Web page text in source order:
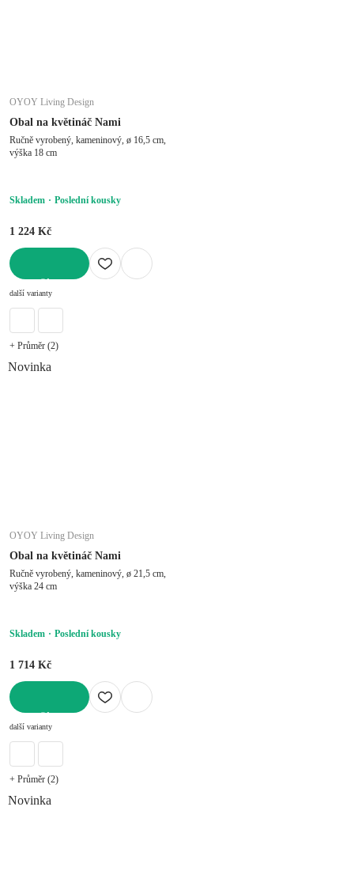
OYOY Living Design
Obal na květináč Nami
Ručně vyrobený, kameninový, ø 16,5 cm,
výška 18 cm
Skladem Poslední kousky
1 224 Kč
další varianty
+ Průměr (2)
Novinka
OYOY Living Design
Obal na květináč Nami
Ručně vyrobený, kameninový, ø 21,5 cm,
výška 24 cm
Skladem Poslední kousky
1 714 Kč
další varianty
+ Průměr (2)
Novinka